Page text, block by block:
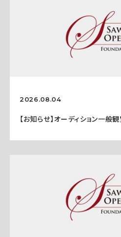
2026.08.04
【お知らせ】オーディション一般